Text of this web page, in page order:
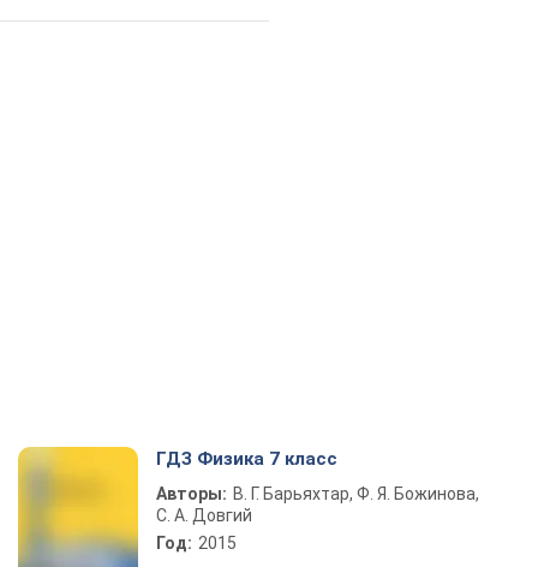
ГДЗ Физика 7 класс
Авторы: В. Г. Барьяхтар, Ф. Я. Божинова,
С. А. Довгий
Год: 2015